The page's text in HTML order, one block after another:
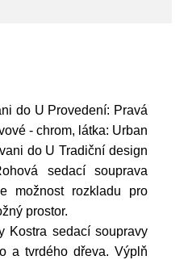
do U Provedení: Pravá
- chrom, látka: Urban
do U Tradiční design
sedací souprava
možnost rozkladu pro
prostor.
Kostra sedací soupravy
a tvrdého dřeva. Výplň